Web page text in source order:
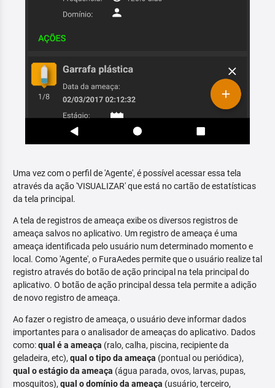
Uma vez com o perfil de 'Agente', é possível acessar essa tela
através da ação 'VISUALIZAR' que está no cartão de estatísticas
da tela principal.
A tela de registros de ameaça exibe os diversos registros de
ameaça salvos no aplicativo. Um registro de ameaça é uma
ameaça identificada pelo usuário num determinado momento e
local. Como 'Agente', o FuraAedes permite que o usuário realize tal
registro através do botão de ação principal na tela principal do
aplicativo. O botão de ação principal dessa tela permite a adição
de novo registro de ameaça.
Ao fazer o registro de ameaça, o usuário deve informar dados
importantes para o analisador de ameaças do aplicativo. Dados
como:qual é a ameaça (ralo, calha, piscina, recipiente da
geladeira, etc), qual o tipo da ameaça (pontual ou periódica),
qual o estágio da ameaça (água parada, ovos, larvas, pupas,
mosquitos), qual o domínio da ameaça (usuário, terceiro,